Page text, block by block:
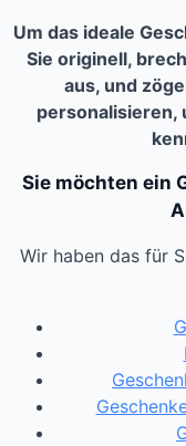
Um das ideale
Sie originell,
aus, und
personalisieren,
Sie möchten ein
Wir haben das für